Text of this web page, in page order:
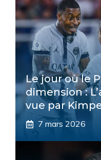
Le jour où le
dimension :
vue par
7 mars 2026